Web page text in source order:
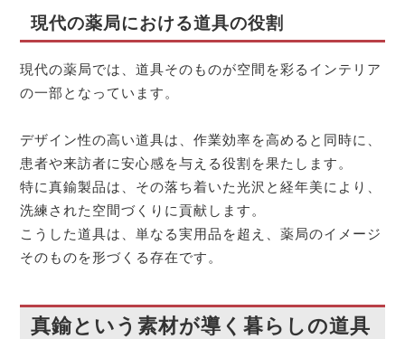
現代の薬局における道具の役割
現代の薬局では、道具そのものが空間を彩るインテリア
の一部となっています。
デザイン性の高い道具は、作業効率を高めると同時に、
患者や来訪者に安心感を与える役割を果たします。
特に真鍮製品は、その落ち着いた光沢と経年美により、
洗練された空間づくりに貢献します。
こうした道具は、単なる実用品を超え、薬局のイメージ
そのものを形づくる存在です。
真鍮という素材が導く暮らしの道具